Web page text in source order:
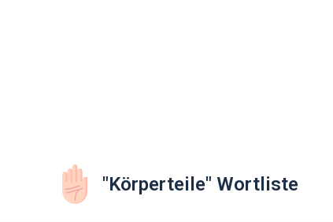
"Körperteile" Wortliste